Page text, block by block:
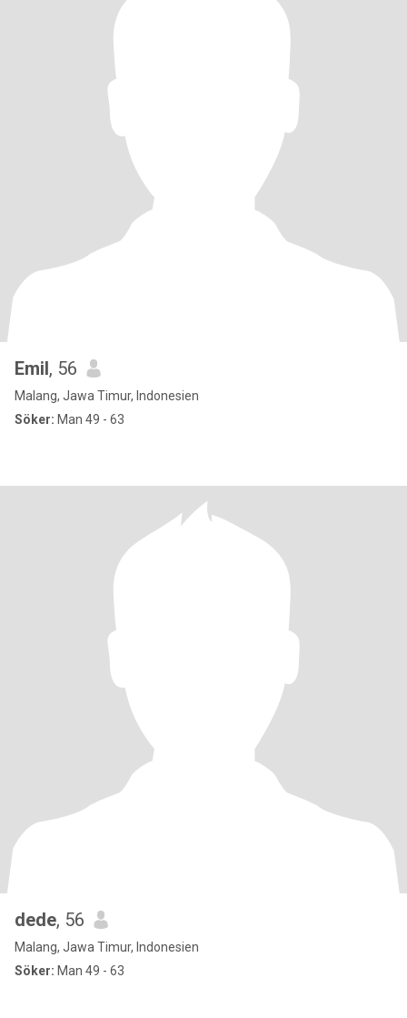
Emil, 56
Malang, Jawa Timur, Indonesien
Söker: Man 49 - 63
dede, 56
Malang, Jawa Timur, Indonesien
Söker: Man 49 - 63